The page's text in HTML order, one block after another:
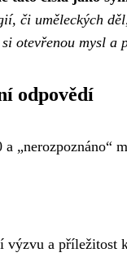
či uměleckých
otevřenou mysl a
odpovědí
a „nerozpoznáno“
výzvu a příležitost